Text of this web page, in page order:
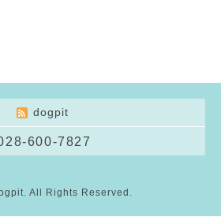
dogpit
600-7827
. All Rights Reserved.